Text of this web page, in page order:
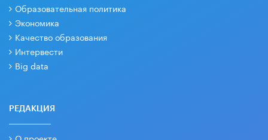
Образовательная политика
Экономика
Качество образования
Интервести
Big data
РЕДАКЦИЯ
О проекте